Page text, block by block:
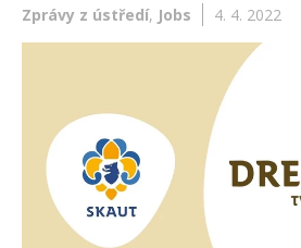
Zprávy z ústředí, Jobs 4. 4. 2022